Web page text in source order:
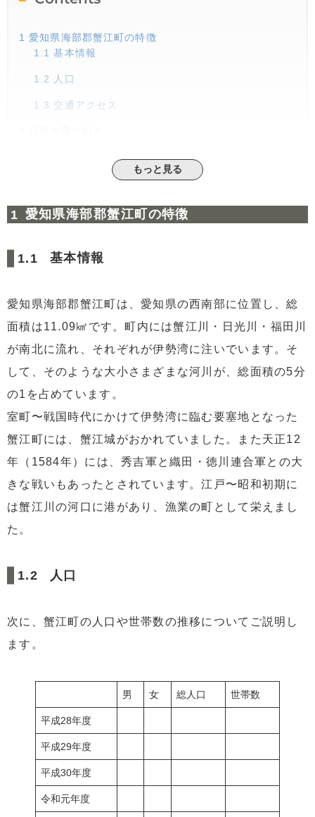
1 愛知県海部郡蟹江町の特徴
1.1 基本情報
1.2 人口
1.3 交通アクセス
今後の動向・まとめ
5【参考文献】
もっと見る
愛知県海部郡蟹江町の特徴
基本情報
愛知県海部郡蟹江町は、愛知県の西南部に位置し、総
面積は11.09㎢です。町内には蟹江川・日光川・福田川
が南北に流れ、それぞれが伊勢湾に注いでいます。そ
して、そのような大小さまざまな河川が、総面積の5分
の1を占めています。
室町〜戦国時代にかけて伊勢湾に臨む要塞地となった
蟹江町には、蟹江城がおかれていました。また天正12
年（1584年）には、秀吉軍と織田・徳川連合軍との大
きな戦いもあったとされています。江戸〜昭和初期に
は蟹江川の河口に港があり、漁業の町として栄えまし
た。
人口
次に、蟹江町の人口や世帯数の推移についてご説明し
ます。
男 女 総人口 世帯数
平成28年度
平成29年度
平成30年度
令和元年度